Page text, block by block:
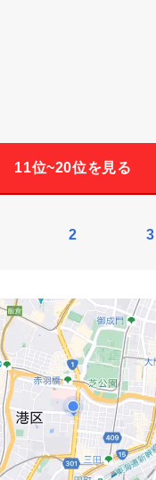
11位~20位を見る
2 3